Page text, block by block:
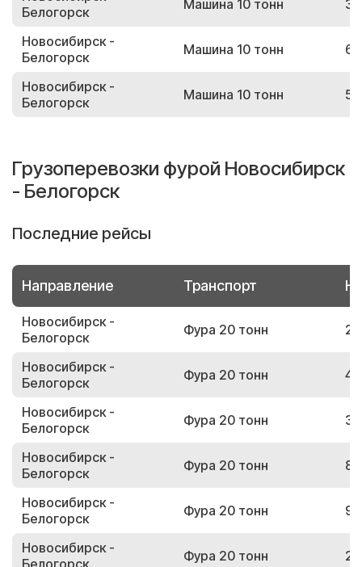
Белогорск
Машина 10 тонн
Новосибирск -
Белогорск
Машина 10 тонн
Новосибирск -
Белогорск
Машина 10 тонн
Грузоперевозки фурой Новосибирск
- Белогорск
Последние рейсы
Направление Транспорт
Новосибирск -
Белогорск
Фура 20 тонн
Новосибирск -
Белогорск
Фура 20 тонн
Новосибирск -
Белогорск
Фура 20 тонн
Новосибирск -
Белогорск
Фура 20 тонн
Новосибирск -
Белогорск
Фура 20 тонн
Новосибирск -
Белогорск
Фура 20 тонн